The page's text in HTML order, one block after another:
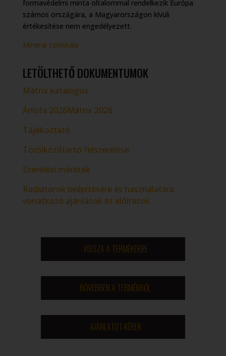
formavédelmi minta oltalommal rendelkezik Európa
számos országára, a Magyarországon kívüli
értékesítése nem engedélyezett.
Mineral színskála
LETÖLTHETŐ DOKUMENTUMOK
Mátrix katalógus
Árlista 2026Mátrix 2026
Tájékoztató
Törölközőtartó felszerelése
Szerelési méretek
Radiátorok beépítésére és használatára
vonatkozó ajánlások és előírások
VISSZA A TERMÉKEKRE
BŐVEBBEN A TERMÉKRŐL
AJÁNLATOT KÉREK